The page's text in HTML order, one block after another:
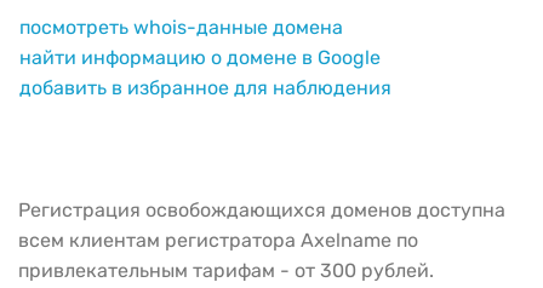
посмотреть whois-данные домена
найти информацию о домене в Google
добавить в избранное для наблюдения
Регистрация освобождающихся доменов доступна
всем клиентам регистратора Axelname по
привлекательным тарифам - от 300 рублей.